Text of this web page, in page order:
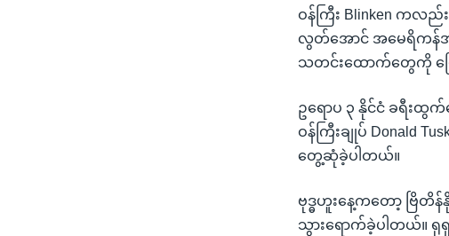
ဝန်ကြီး Blinken ကလ
လွတ်အောင် အမေရိကန်
သတင်းထောက်တွေကို ပြ
ဥရောပ ၃ နိုင်ငံ ခရီးထွက်
ဝန်ကြီးချုပ် Donald
တွေ့ဆုံခဲ့ပါတယ်။
ဗုဒ္ဓဟူးနေ့ကတော့ ဗြိတိန်
သွားရောက်ခဲ့ပါတယ်။